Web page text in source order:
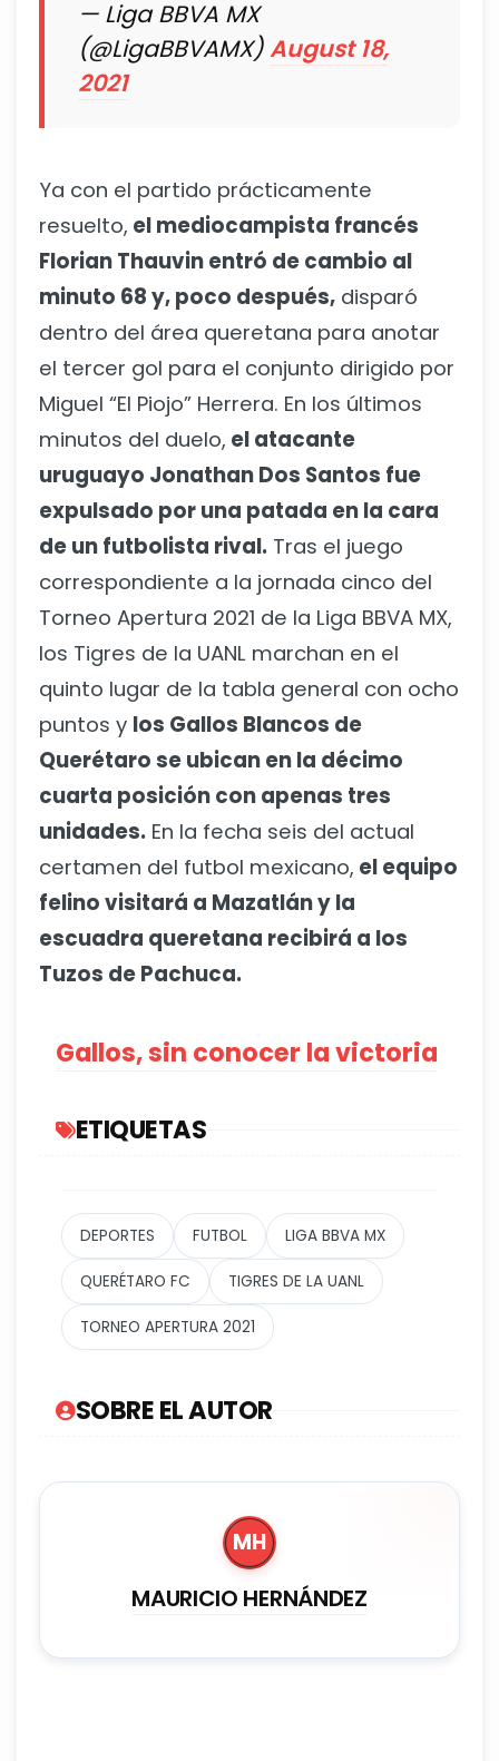
— Liga BBVA MX
(@LigaBBVAMX)August 18,
2021
Ya con el partido prácticamente
resuelto, el mediocampista francés
Florian Thauvin entró de cambio al
minuto 68 y, poco después, disparó
dentro del área queretana para anotar
el tercer gol para el conjunto dirigido por
Miguel “El Piojo” Herrera. En los últimos
minutos del duelo, el atacante
uruguayo Jonathan Dos Santos fue
expulsado por una patada en la cara
de un futbolista rival. Tras el juego
correspondiente a la jornada cinco del
Torneo Apertura 2021 de la Liga BBVA MX,
los Tigres de la UANL marchan en el
quinto lugar de la tabla general con ocho
puntos y los Gallos Blancos de
Querétaro se ubican en la décimo
cuarta posición con apenas tres
unidades. En la fecha seis del actual
certamen del futbol mexicano, el equipo
felino visitará a Mazatlán y la
escuadra queretana recibirá a los
Tuzos de Pachuca.
Gallos, sin conocer la victoria
ETIQUETAS
DEPORTES FUTBOL LIGA BBVA MX
QUERÉTARO FC TIGRES DE LA UANL
TORNEO APERTURA 2021
SOBRE EL AUTOR
MH
MAURICIO HERNÁNDEZ